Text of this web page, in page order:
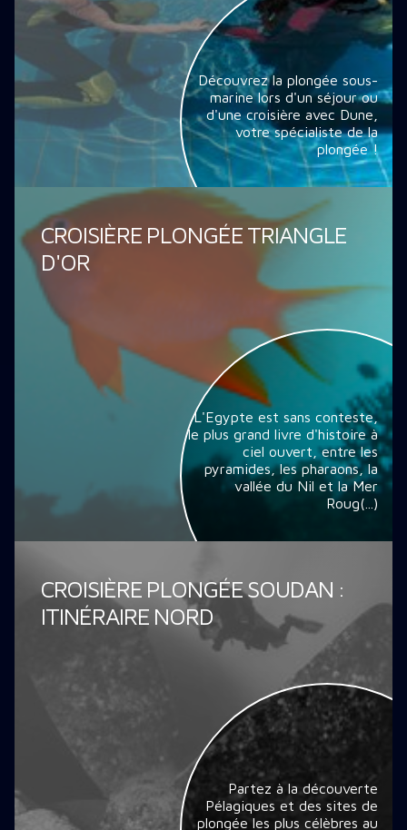
Découvrez la plongée sous-
marine lors d'un séjour ou
d'une croisière avec Dune,
votre spécialiste de la
plongée !
CROISIÈRE PLONGÉE TRIANGLE
D'OR
L'Egypte est sans conteste,
le plus grand livre d'histoire à
ciel ouvert, entre les
pyramides, les pharaons, la
vallée du Nil et la Mer
Roug(...)
CROISIÈRE PLONGÉE SOUDAN :
ITINÉRAIRE NORD
Partez à la découverte
Pélagiques et des sites de
plongée les plus célèbres au